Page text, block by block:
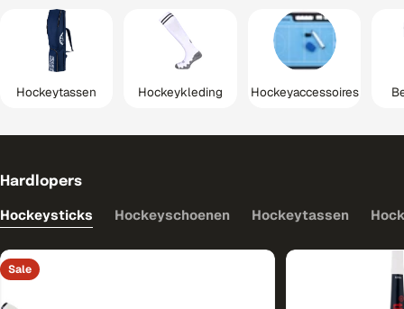
Hockeytassen Hockeykleding Hockeyaccessoires
Hardlopers
Hockeysticks Hockeyschoenen Hockeytassen
Sale